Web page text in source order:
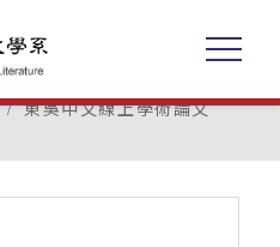
東吳中文線上學術論文